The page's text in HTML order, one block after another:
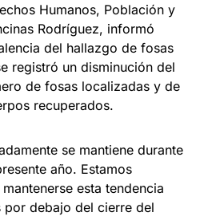
Humanos, Población y
Rodríguez, informó
del hallazgo de fosas
registró un disminución del
de fosas localizadas y de
recuperados.
se mantiene durante
año. Estamos
esta tendencia
por debajo del cierre del